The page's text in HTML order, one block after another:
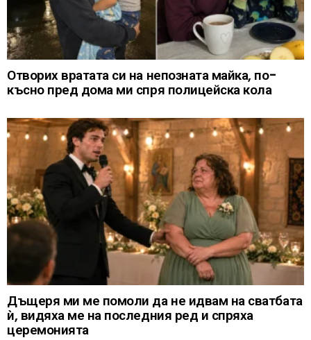
Отворих вратата си на непозната майка, по-
късно пред дома ми спря полицейска кола
Дъщеря ми ме помоли да не идвам на сватбата
ѝ, видяха ме на последния ред и спряха
церемонията